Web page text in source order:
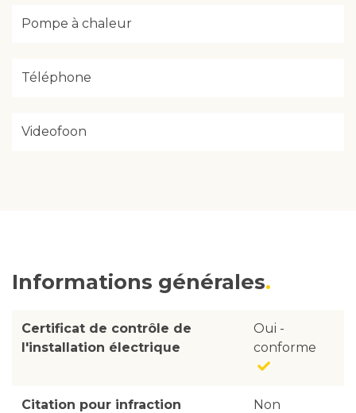
Pompe à chaleur
Téléphone
Videofoon
Informations générales
Certificat de contrôle de
l'installation électrique
Oui -
conforme
Citation pour infraction
Non